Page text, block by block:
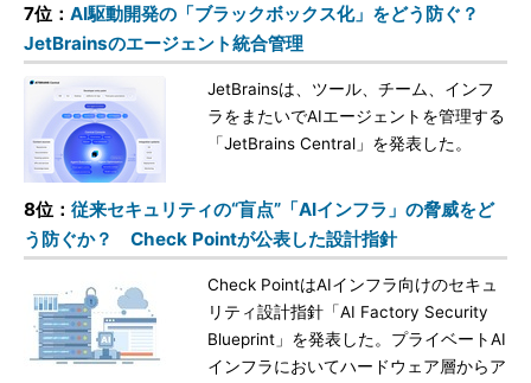
7位： AI駆動開発の「ブラックボックス化」をどう防ぐ？
JetBrainsのエージェント統合管理
JetBrainsは、ツール、チーム、インフ
ラをまたいでAIエージェントを管理する
「JetBrains Central」を発表した。
8位： 従来セキュリティの“盲点”「AIインフラ」の脅威をど
う防ぐか？ Check Pointが公表した設計指針
Check PointはAIインフラ向けのセキュ
リティ設計指針「AI Factory Security
Blueprint」を発表した。プライベートAI
インフラにおいてハードウェア層からア